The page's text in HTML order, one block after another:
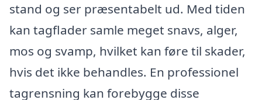
stand og ser præsentabelt ud. Med tiden
kan tagflader samle meget snavs, alger,
mos og svamp, hvilket kan føre til skader,
hvis det ikke behandles. En professionel
tagrensning kan forebygge disse